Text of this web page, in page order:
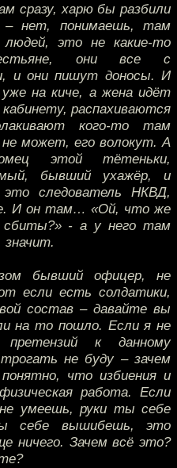
сразу, харю бы разбили
– нет, понимаешь, там
людей, это не какие-то
они все с
и они пишут доносы. И
на киче, а жена идёт
распахиваются
кого-то там
может, его волокут. А
этой тётеньки,
бывший ухажёр, и
следователь НКВД,
И он там… «Ой, что же
- а у него там
значит.
бывший офицер, не
если есть солдатики,
состав – давайте вы
на то пошло. Если я не
к данному
не буду – зачем
что избиения и
работа. Если
умеешь, руки ты себе
себе вышибешь, это
ничего. Зачем всё это?